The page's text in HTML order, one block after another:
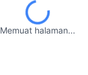
Memuat halaman...